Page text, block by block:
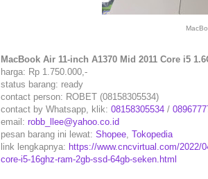
MacBook Air 11-inch A1370 Mid 2011 Core i5
harga: Rp 1.750.000,-
status barang: ready
contact person: ROBET (08158305534)
contact by Whatsapp, klik: 08158305534 /
email: robb_llee@yahoo.co.id
pesan barang ini lewat: Shopee Tokopedia
link lengkapnya: https://www.cncvirtual.com/2022/
core-i5-16ghz-ram-2gb-ssd-64gb-seken.html